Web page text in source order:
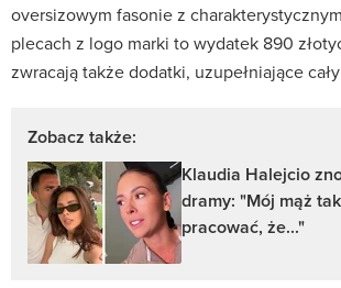
oversizowym fasonie z
plecach z logo marki to wydatek 890
zwracają także dodatki, uzupełniające
Zobacz także:
Klaudia Halejcio
dramy: "Mój mąż
pracować, że..."